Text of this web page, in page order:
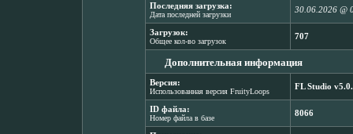
Последняя загрузка:
Дата последней загрузки
30.06.2026 @
Загрузок:
Общее кол-во загрузок
707
Дополнительная информация
Версия:
Использованная версия FruityLoops
FL Studio
ID файла:
Номер файла в базе
8066